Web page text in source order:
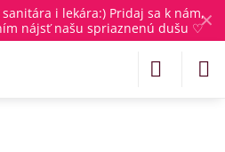
✕
i lekára:) Pridaj sa k nám,
nájsť našu spriaznenú dušu ♡